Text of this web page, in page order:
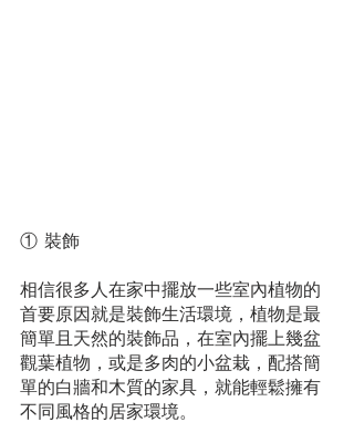
① 裝飾
相信很多人在家中擺放一些室內植物的
首要原因就是裝飾生活環境，植物是最
簡單且天然的裝飾品，在室內擺上幾盆
觀葉植物，或是多肉的小盆栽，配搭簡
單的白牆和木質的家具，就能輕鬆擁有
不同風格的居家環境。